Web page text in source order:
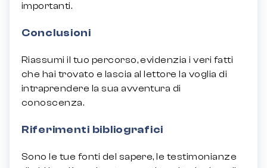
importanti.
Conclusioni
Riassumi il tuo percorso, evidenzia i veri fatti
che hai trovato e lascia al lettore la voglia di
intraprendere la sua avventura di
conoscenza.
Riferimenti bibliografici
Sono le tue fonti del sapere, le testimonianze